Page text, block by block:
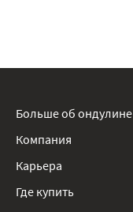
Больше об ондулине
Компания
Карьера
Где купить